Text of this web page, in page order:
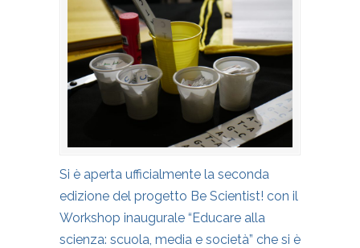
Si è aperta ufficialmente la seconda
edizione del progetto Be Scientist! con il
Workshop inaugurale “Educare alla
scienza: scuola, media e società” che si è